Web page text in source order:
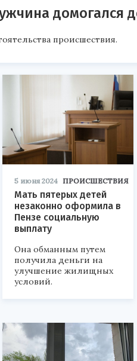
домогался
происшествия.
5 июня 2024 ПРОИСШЕСТВИЯ
Мать пятерых детей
незаконно оформила в
Пензе социальную
выплату
Она обманным путем
получила деньги на
улучшение жилищных
условий.